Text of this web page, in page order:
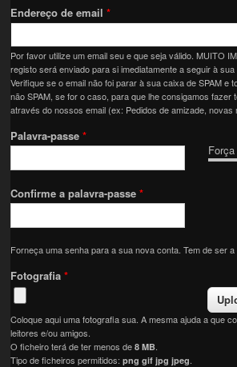
Endereço de email*
Por favor utilize um email seu e que seja válido. MUITO
registo será enviado para si imediatamente a seguir à
Verifique se o email não foi parar à sua caixa de SPAM e
não SPAM, se for o caso, para que lhe consigamos fazer
através do nossos email (ex: Pedidos de amizade, novas
Palavra-passe*
Confirme a palavra-passe*
Forneça uma senha para a sua nova conta. Tem de ser
Fotografia*
Coloque aqui uma fotografia sua. A mesma ajuda a que
leitores e/ou amigos.
O ficheiro terá de ter menos de8 MB
Tipo de ficheiros permitidos:png gif jpg jpeg